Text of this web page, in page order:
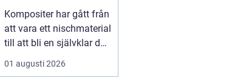
produkt
Kompositer har gått från
att vara ett nischmaterial
till att bli en självklar del
i allt från vindkraftverk
och tåg till
01 augusti 2026